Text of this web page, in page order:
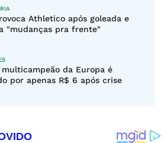
Athletico após goleada e
"mudanças pra frente"
da Europa é
por apenas R$ 6 após crise